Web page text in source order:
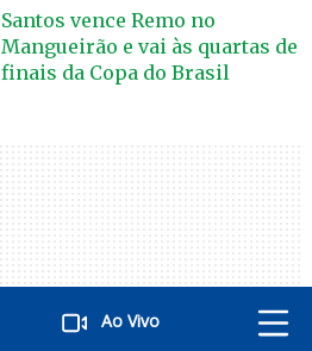
Ao Vivo
Santos vence Remo no
Mangueirão e vai às quartas de
finais da Copa do Brasil